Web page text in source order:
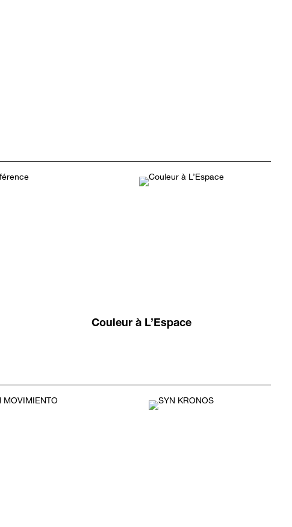
Couleur à L’Espace